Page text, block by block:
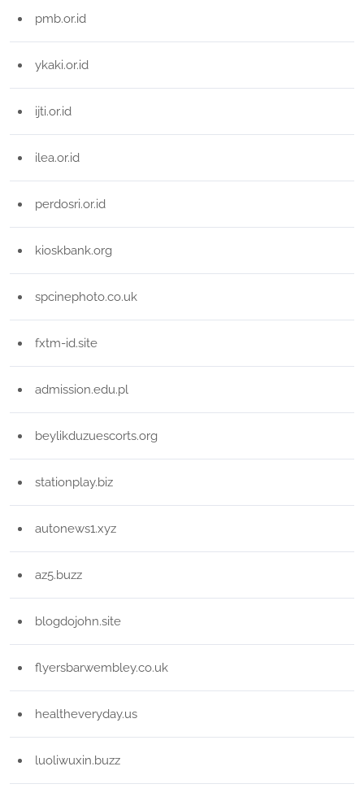
pmb.or.id
ykaki.or.id
ijti.or.id
ilea.or.id
perdosri.or.id
kioskbank.org
spcinephoto.co.uk
fxtm-id.site
admission.edu.pl
beylikduzuescorts.org
stationplay.biz
autonews1.xyz
az5.buzz
blogdojohn.site
flyersbarwembley.co.uk
healtheveryday.us
luoliwuxin.buzz